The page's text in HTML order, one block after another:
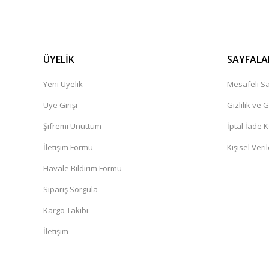
ÜYELİK
Yeni Üyelik
Üye Girişi
Şifremi Unuttum
İletişim Formu
Havale Bildirim Formu
Sipariş Sorgula
Kargo Takibi
İletişim
Mesafeli
Gizlilik ve
İptal İade
Kişisel